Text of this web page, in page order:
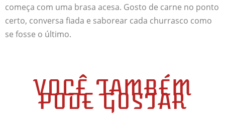
começa com uma brasa acesa. Gosto de carne no ponto
certo, conversa fiada e saborear cada churrasco como
se fosse o último.
VOCÊ TAMBÉM
PODE GOSTAR